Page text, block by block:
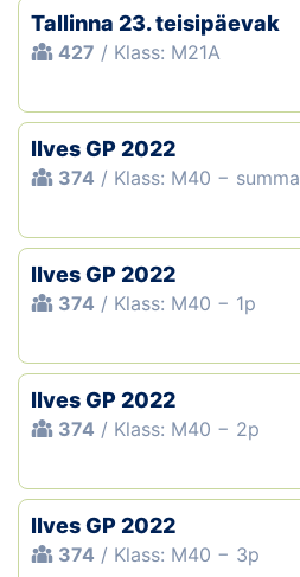
Tallinna 23. teisipäevak
427 / Klass: M21A
Ilves GP 2022
374 / Klass: M40 − summa
Ilves GP 2022
374 / Klass: M40 − 1p
Ilves GP 2022
374 / Klass: M40 − 2p
Ilves GP 2022
374 / Klass: M40 − 3p